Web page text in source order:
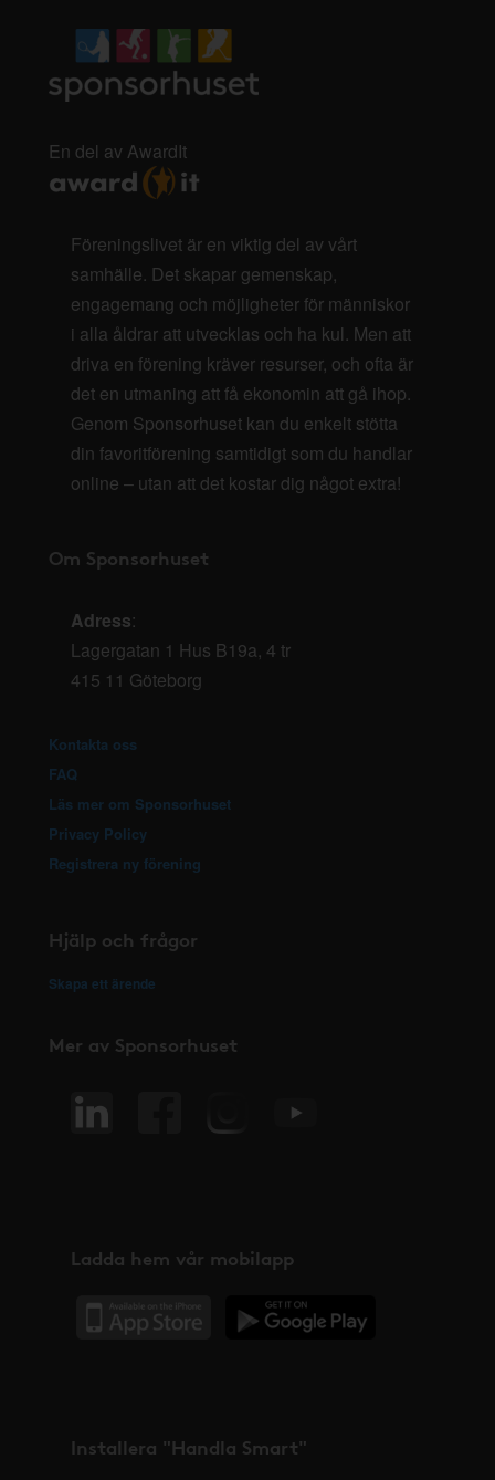
En del av AwardIt
Föreningslivet är en viktig del av vårt
samhälle. Det skapar gemenskap,
engagemang och möjligheter för människor
i alla åldrar att utvecklas och ha kul. Men att
driva en förening kräver resurser, och ofta är
det en utmaning att få ekonomin att gå ihop.
Genom Sponsorhuset kan du enkelt stötta
din favoritförening samtidigt som du handlar
online – utan att det kostar dig något extra!
Om Sponsorhuset
Adress:
Lagergatan 1 Hus B19a, 4 tr
415 11 Göteborg
Kontakta oss
FAQ
Läs mer om Sponsorhuset
Privacy Policy
Registrera ny förening
Hjälp och frågor
Skapa ett ärende
Mer av Sponsorhuset
Ladda hem vår mobilapp
Installera "Handla Smart"